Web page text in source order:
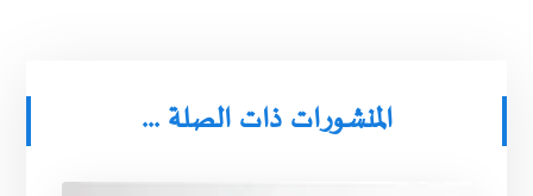
المنشورات ذات الصلة ...